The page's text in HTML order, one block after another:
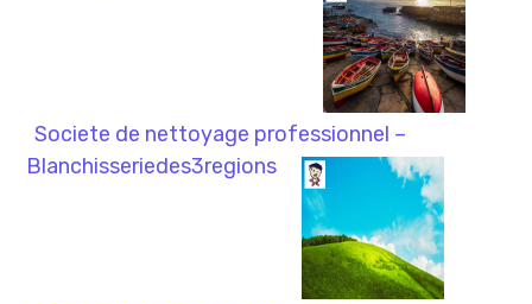
Societe de nettoyage professionnel –
Blanchisseriedes3regions